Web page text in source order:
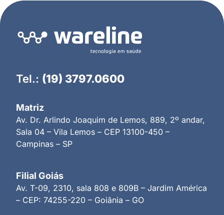
Tel.: (19) 3797.0600
Matriz
Av. Dr. Arlindo Joaquim de Lemos, 889, 2º andar,
Sala 04 – Vila Lemos – CEP 13100-450 –
Campinas – SP
Filial Goiás
Av. T-09, 2310, sala 808 e 809B – Jardim América
– CEP: 74255-220 – Goiânia – GO